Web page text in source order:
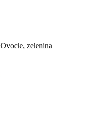
Ovocie, zelenina